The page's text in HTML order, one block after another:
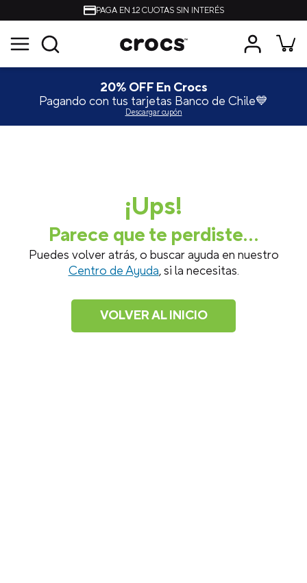
PAGA EN 12 CUOTAS SIN INTERÉS
20% OFF En Crocs
Pagando con tus tarjetas Banco de Chile💙
Descargar cupón
¡Ups!
Parece que te perdiste...
Puedes volver atrás, o buscar ayuda en nuestro
Centro de Ayuda, si la necesitas.
VOLVER AL INICIO